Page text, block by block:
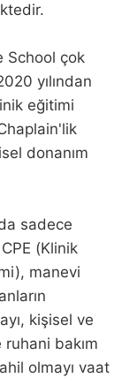
School çok
yılından
eğitimi
donanım
sadece
(Klinik
manevi
kişisel ve
bakım
olmayı vaat